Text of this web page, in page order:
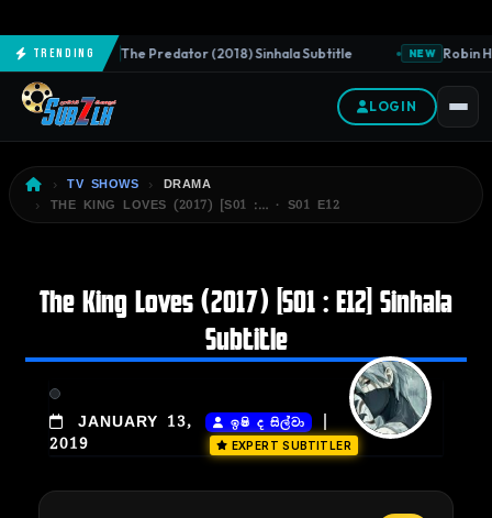
TrendingNEW The Predator (2018) Sinhala Subtitle NEW Robin
LOGIN
TV SHOWS
DRAMA
THE KING LOVES (2017) [S01 :… · S01 E12
The King Loves (2017) [S01 : E12] Sinhala
Subtitle
JANUARY 13,
2019
ඉෂි ද සිල්වා
EXPERT SUBTITLER